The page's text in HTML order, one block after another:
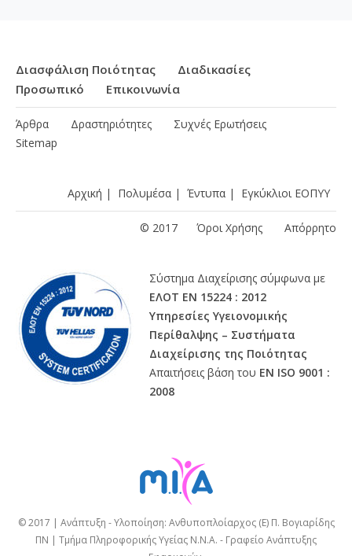
Διασφάλιση Ποιότητας
Διαδικασίες
Προσωπικό
Επικοινωνία
Άρθρα Δραστηριότητες
Συχνές Ερωτήσεις
Sitemap
Αρχική | Πολυμέσα | Έντυπα | Εγκύκλιοι ΕΟΠΥΥ
© 2017 Όροι Χρήσης Απόρρητο
Σύστημα Διαχείρισης σύμφωνα με
ΕΛΟΤ ΕΝ 15224 : 2012
Υπηρεσίες Υγειονομικής
Περίθαλψης – Συστήματα
Διαχείρισης της Ποιότητας
Απαιτήσεις βάση του ΕΝ ISO 9001 :
2008
© 2017 | Ανάπτυξη - Υλοποίηση: Ανθυποπλοίαρχος (Ε) Π. Βογιαρίδης
ΠΝ | Τμήμα Πληροφορικής Υγείας Ν.Ν.Α. - Γραφείο Ανάπτυξης